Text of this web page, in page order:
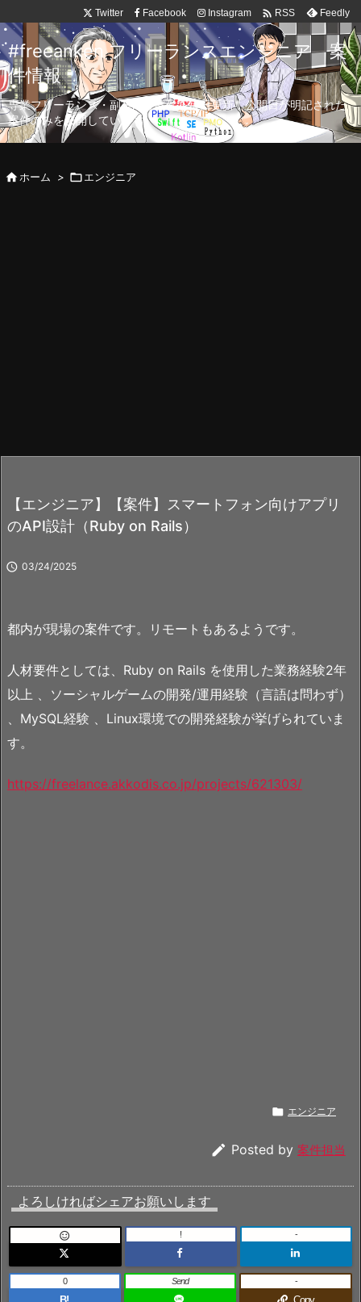
Twitter Facebook Instagram  RSS Feedly
#freeanken フリーランスエンジニア 案
件情報
専業フリーランス・副業向け案件を毎日更新！公開日が明記された
案件のみを公開しています。
ホーム > エンジニア
【エンジニア】【案件】スマートフォン向けアプリ
のAPI設計（Ruby on Rails）
 03/24/2025
都内が現場の案件です。リモートもあるようです。
人材要件としては、Ruby on Rails を使用した業務経験2年
以上 、ソーシャルゲームの開発/運用経験（言語は問わず）
、MySQL経験 、Linux環境での開発経験が挙げられていま
す。
https://freelance.akkodis.co.jp/projects/621303/
 エンジニア
 Posted by 案件担当
よろしければシェアお願いします
 ! -
0 Send -